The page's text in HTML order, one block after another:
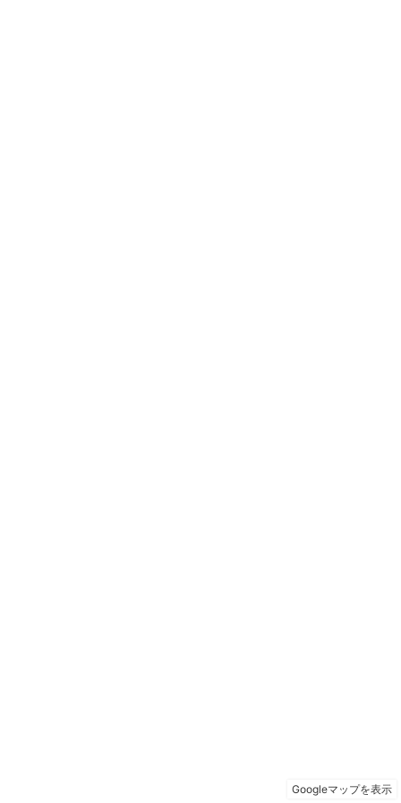
Googleマップを表示